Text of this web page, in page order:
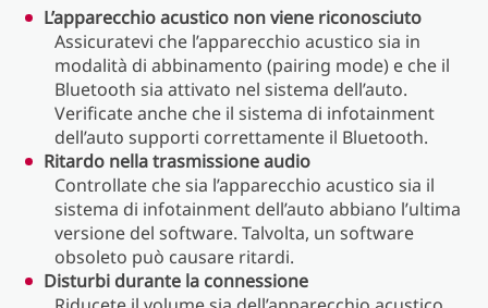
L’apparecchio acustico non viene riconosciuto
Assicuratevi che l’apparecchio acustico sia in
modalità di abbinamento (pairing mode) e che il
Bluetooth sia attivato nel sistema dell’auto.
Verificate anche che il sistema di infotainment
dell’auto supporti correttamente il Bluetooth.
Ritardo nella trasmissione audio
Controllate che sia l’apparecchio acustico sia il
sistema di infotainment dell’auto abbiano l’ultima
versione del software. Talvolta, un software
obsoleto può causare ritardi.
Disturbi durante la connessione